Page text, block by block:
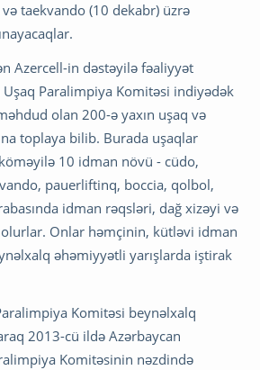
taekvando (10 dekabr) üzrə
Azercell-in dəstəyilə fəaliyyət
Uşaq Paralimpiya Komitəsi indiyədək
olan 200-ə yaxın uşaq və
toplaya bilib. Burada uşaqlar
10 idman növü - cüdo,
pauerliftinq, boccia, qolbol,
idman rəqsləri, dağ xizəyi və
Onlar həmçinin, kütləvi idman
əhəmiyyətli yarışlarda iştirak
Komitəsi beynəlxalq
2013-cü ildə Azərbaycan
Komitəsinin nəzdində